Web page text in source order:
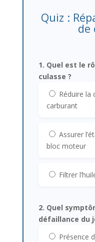
Quiz :
de
1. Quel est le
culasse ?
Réduire la
carburant
Assurer
bloc moteur
Filtrer
2. Quel
défaillance du
Présence